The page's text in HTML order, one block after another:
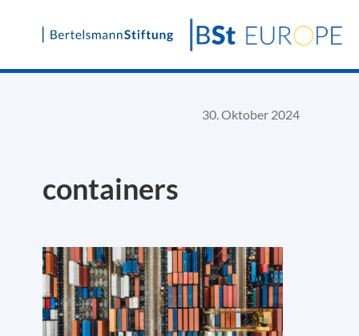
Skip
30. Oktober 2024
containers